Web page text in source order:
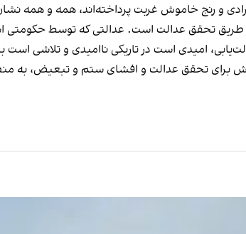
و رنج خاموش غربت پرداخته‌اند، همه و همه
طریق تحقق عدالت است. عدالتی که توسط حکومتی
امیدی است در تاریکی ناامیدی و تلاشی
برای تحقق عدالت و افشای ستم و تبعیض، به